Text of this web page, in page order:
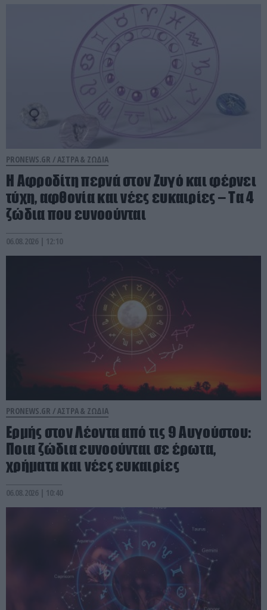
PRONEWS.GR /ΑΣΤΡΑ & ΖΩΔΙΑ
Η Αφροδίτη περνά στον Ζυγό και φέρνει
τύχη, αφθονία και νέες ευκαιρίες – Τα 4
ζώδια που ευνοούνται
06.08.2026 | 12:10
PRONEWS.GR / ΑΣΤΡΑ & ΖΩΔΙΑ
Ερμής στον Λέοντα από τις 9 Αυγούστου:
Ποια ζώδια ευνοούνται σε έρωτα,
χρήματα και νέες ευκαιρίες
06.08.2026 | 10:40